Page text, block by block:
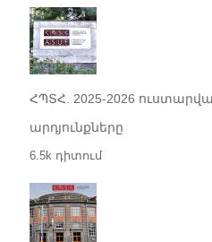
ՀՊՏՀ. 2025-2026 ուստարվա
արդյունքները
6.5k դիտում